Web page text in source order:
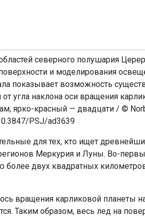
северного полушария
и моделирования
показывает возможность
угла наклона оси вращения
ярко-красный — двадцати / ©
PSJ/ad3639
для тех, кто ищет
Меркурия и Луны. Во-
более двух квадратных
вращения карликовой планеты
Таким образом, весь лед на